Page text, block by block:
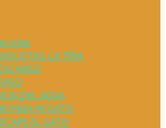
LA TIÑA
DEL AGUA
PARA MI GATO
EL GATO